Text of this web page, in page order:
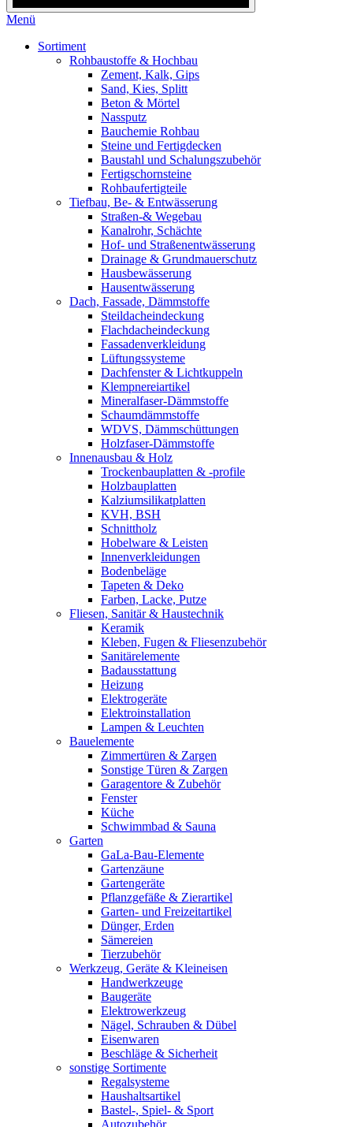
Menü
Sortiment
Rohbaustoffe & Hochbau
Zement, Kalk, Gips
Sand, Kies, Splitt
Beton & Mörtel
Nassputz
Bauchemie Rohbau
Steine und Fertigdecken
Baustahl und Schalungszubehör
Fertigschornsteine
Rohbaufertigteile
Tiefbau, Be- & Entwässerung
Straßen-& Wegebau
Kanalrohr, Schächte
Hof- und Straßenentwässerung
Drainage & Grundmauerschutz
Hausbewässerung
Hausentwässerung
Dach, Fassade, Dämmstoffe
Steildacheindeckung
Flachdacheindeckung
Fassadenverkleidung
Lüftungssysteme
Dachfenster & Lichtkuppeln
Klempnereiartikel
Mineralfaser-Dämmstoffe
Schaumdämmstoffe
WDVS, Dämmschüttungen
Holzfaser-Dämmstoffe
Innenausbau & Holz
Trockenbauplatten & -profile
Holzbauplatten
Kalziumsilikatplatten
KVH, BSH
Schnittholz
Hobelware & Leisten
Innenverkleidungen
Bodenbeläge
Tapeten & Deko
Farben, Lacke, Putze
Fliesen, Sanitär & Haustechnik
Keramik
Kleben, Fugen & Fliesenzubehör
Sanitärelemente
Badausstattung
Heizung
Elektrogeräte
Elektroinstallation
Lampen & Leuchten
Bauelemente
Zimmertüren & Zargen
Sonstige Türen & Zargen
Garagentore & Zubehör
Fenster
Küche
Schwimmbad & Sauna
Garten
GaLa-Bau-Elemente
Gartenzäune
Gartengeräte
Pflanzgefäße & Zierartikel
Garten- und Freizeitartikel
Dünger, Erden
Sämereien
Tierzubehör
Werkzeug, Geräte & Kleineisen
Handwerkzeuge
Baugeräte
Elektrowerkzeug
Nägel, Schrauben & Dübel
Eisenwaren
Beschläge & Sicherheit
sonstige Sortimente
Regalsysteme
Haushaltsartikel
Bastel-, Spiel- & Sport
Autozubehör